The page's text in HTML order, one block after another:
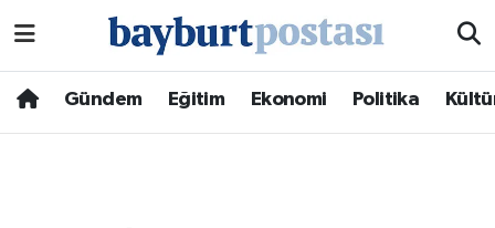
Gündem Eğitim Ekonomi Politika
Hava Durumu